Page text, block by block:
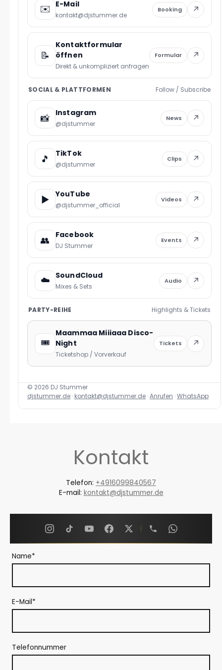
✉️ E-Mail
kontakt@djstummer.de
Booking ↗
📝
Kontaktformular
öffnen
Direkt & unkompliziert anfragen
Formular ↗
SOCIAL & PLATTFORMEN Follow / Subscribe
📸 Instagram
@djstummer
News ↗
🎵 TikTok
@djstummer
Clips ↗
▶️ YouTube
@djstummer_official
Videos ↗
👥 Facebook
DJ Stummer
Events ↗
☁️ SoundCloud
Mixes & Sets
Audio ↗
PARTY-REIHE Highlights & Tickets
🎟️
Maammaa Miiiaaa Disco-
Night
Ticketshop / Vorverkauf
Tickets ↗
© 2026 DJ Stummer
djstummer.de · kontakt@djstummer.de ·Anrufen ·WhatsApp
Kontakt
Telefon: +4916099840567
E-mail: kontakt@djstummer.de
Name*
E-Mail*
Telefonnummer